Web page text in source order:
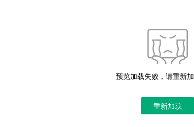
预览加载失败，请重新
重新加载